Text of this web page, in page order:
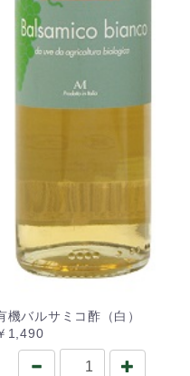
機バルサミコ酢（白）
1,490